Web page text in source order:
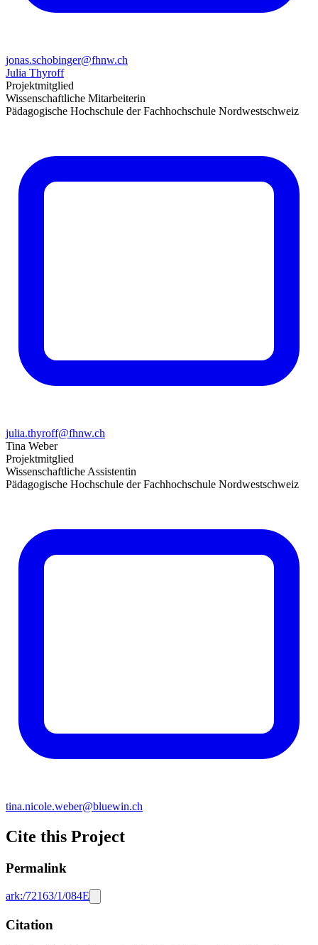
jonas.schobinger@fhnw.ch
Julia Thyroff
Projektmitglied
Wissenschaftliche Mitarbeiterin
Pädagogische Hochschule der Fachhochschule Nordwestschweiz
julia.thyroff@fhnw.ch
Tina Weber
Projektmitglied
Wissenschaftliche Assistentin
Pädagogische Hochschule der Fachhochschule Nordwestschweiz
tina.nicole.weber@bluewin.ch
Cite this Project
Permalink
ark:/72163/1/084E
Citation